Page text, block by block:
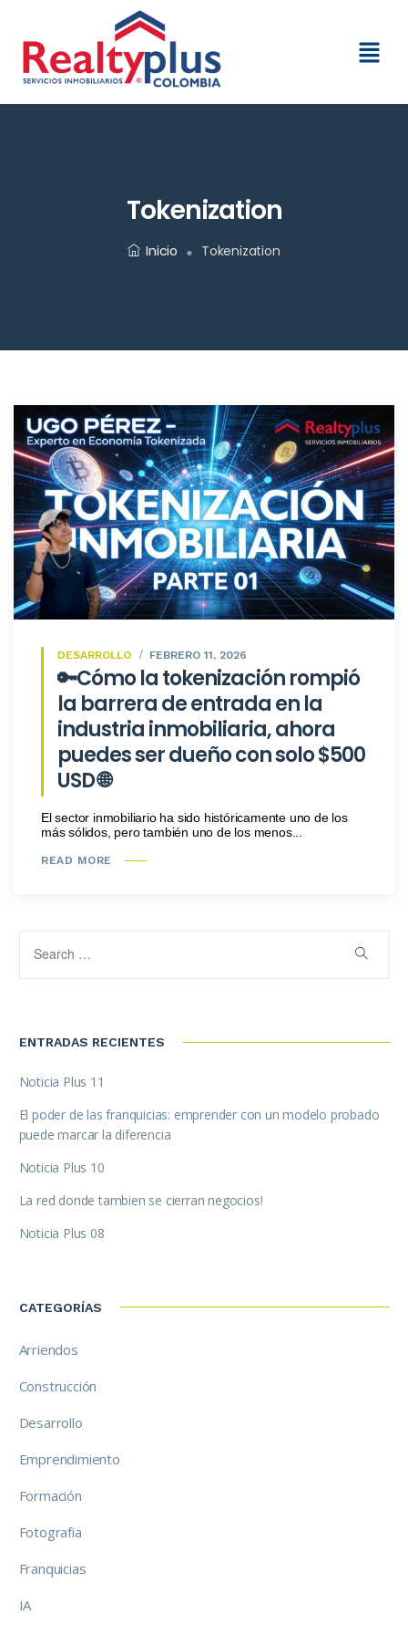
Tokenization
Inicio Tokenization
DESARROLLO FEBRERO 11, 2026
🔑Cómo la tokenización rompió
la barrera de entrada en la
industria inmobiliaria, ahora
puedes ser dueño con solo $500
USD 🌐
El sector inmobiliario ha sido históricamente uno de los
más sólidos, pero también uno de los menos...
READ MORE
ENTRADAS RECIENTES
Noticia Plus 11
El poder de las franquicias: emprender con un modelo probado
puede marcar la diferencia
Noticia Plus 10
La red donde tambien se cierran negocios!
Noticia Plus 08
CATEGORÍAS
Arriendos
Construcción
Desarrollo
Emprendimiento
Formación
Fotografia
Franquicias
IA